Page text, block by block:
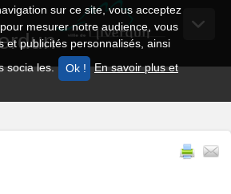
sur ce site, vous acceptez
mesurer notre audience, vous
et publicités personnalisés, ainsi
socia les.
En savoir plus et